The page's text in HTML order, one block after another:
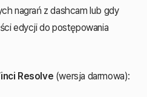
nagrań z dashcam lub gdy
edycji do postępowania
Resolve (wersja darmowa):